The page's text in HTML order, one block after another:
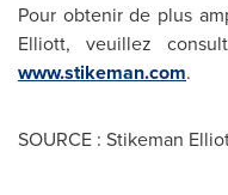
Pour obtenir de plus
Elliott, veuillez
www.stikeman.com.
SOURCE : Stikeman